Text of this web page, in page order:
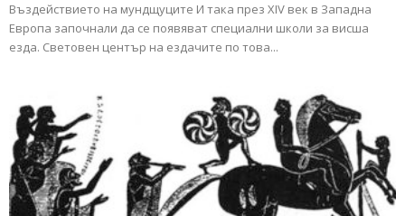
Въздействието на мундщуците И така през ХІV век в Западна
Европа започнали да се появяват специални школи за висша
езда. Световен център на ездачите по това...